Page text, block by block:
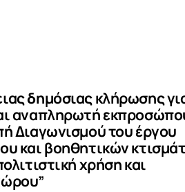
δημόσιας κλήρωσης
αναπληρωτή
Διαγωνισμού του έργου
και βοηθητικών
χρήση και